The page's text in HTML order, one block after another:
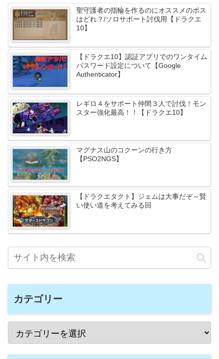
聖守護者の指輪を作るのにオススメのボス
はどれ？/ソロサポート討伐用【ドラクエ
10】
【ドラクエ10】認証アプリでのワンタイム
パスワード設定について【Google
Authenticator】
レギロ４をサポート仲間３人で討伐！モン
スター強化最高！！【ドラクエ10】
マグナス山のコクーンの行き方
【PSO2NGS】
【ドラクエタクト】ジェムは大事だぞ～賢
い使い道を考えてみる回
カテゴリー